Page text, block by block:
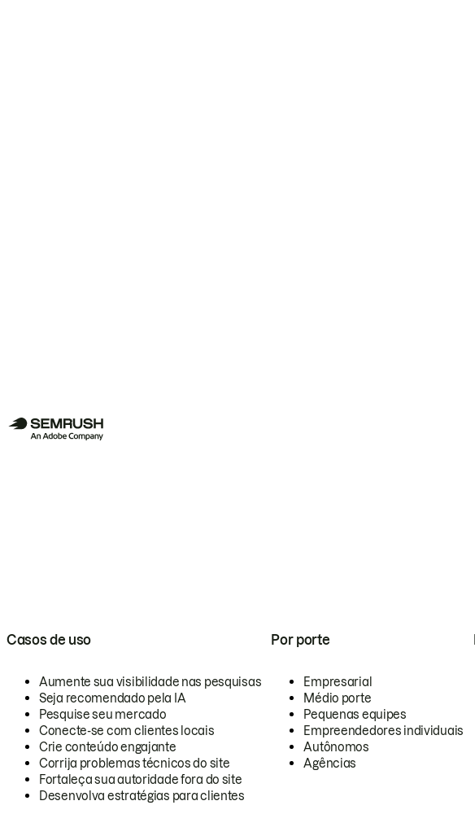
Casos de uso
Aumente sua visibilidade nas pesquisas
Seja recomendado pela IA
Pesquise seu mercado
Conecte-se com clientes locais
Crie conteúdo engajante
Corrija problemas técnicos do site
Fortaleça sua autoridade fora do site
Desenvolva estratégias para clientes
Por porte
Empresarial
Médio porte
Pequenas equipes
Empreendedores individuais
Autônomos
Agências